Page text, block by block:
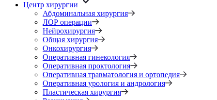
Центр хирургии
Абдоминальная хирургия
ЛОР операции
Нейрохирургия
Общая хирургия
Онкохирургия
Оперативная гинекология
Оперативная проктология
Оперативная травматология и ортопедия
Оперативная урология и андрология
Пластическая хирургия